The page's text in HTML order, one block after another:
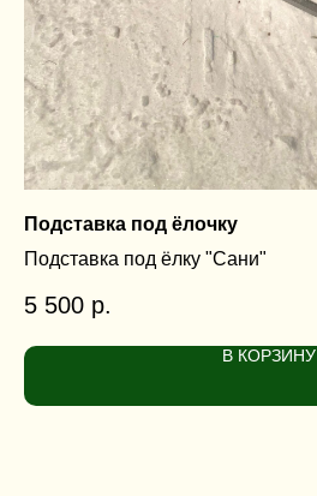
Подставка под ёлочку
Подставка под ёлку "Сани"
5 500 р.
В КОРЗИНУ